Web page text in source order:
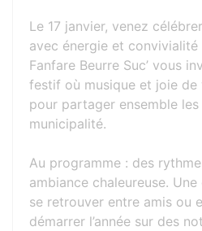
Le 17 janvier, venez
avec énergie et convivialité
Fanfare Beurre Suc’ vous
festif où musique et joie de
pour partager ensemble
municipalité.
Au programme : des
ambiance chaleureuse.
se retrouver entre amis ou
démarrer l’année sur des